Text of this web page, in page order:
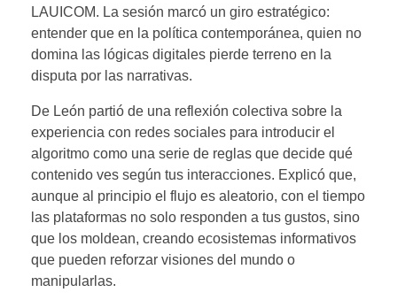
LAUICOM. La sesión marcó un giro estratégico:
entender que en la política contemporánea, quien no
domina las lógicas digitales pierde terreno en la
disputa por las narrativas.
De León partió de una reflexión colectiva sobre la
experiencia con redes sociales para introducir el
algoritmo como una serie de reglas que decide qué
contenido ves según tus interacciones. Explicó que,
aunque al principio el flujo es aleatorio, con el tiempo
las plataformas no solo responden a tus gustos, sino
que los moldean, creando ecosistemas informativos
que pueden reforzar visiones del mundo o
manipularlas.